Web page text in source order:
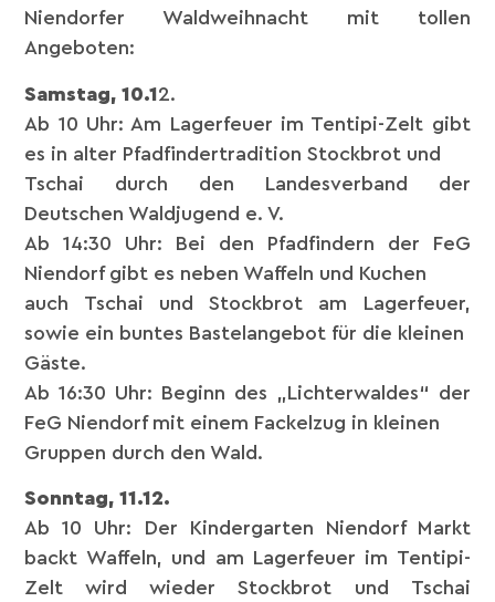
Niendorfer Waldweihnacht mit tollen
Angeboten:
Samstag, 10.12.
Ab 10 Uhr: Am Lagerfeuer im Tentipi-Zelt gibt
es in alter Pfadfindertradition Stockbrot und
Tschai durch den Landesverband der
Deutschen Waldjugend e. V.
Ab 14:30 Uhr: Bei den Pfadfindern der FeG
Niendorf gibt es neben Waffeln und Kuchen
auch Tschai und Stockbrot am Lagerfeuer,
sowie ein buntes Bastelangebot für die kleinen
Gäste.
Ab 16:30 Uhr: Beginn des „Lichterwaldes“ der
FeG Niendorf mit einem Fackelzug in kleinen
Gruppen durch den Wald.
Sonntag, 11.12.
Ab 10 Uhr: Der Kindergarten Niendorf Markt
backt Waffeln, und am Lagerfeuer im Tentipi-
Zelt wird wieder Stockbrot und Tschai